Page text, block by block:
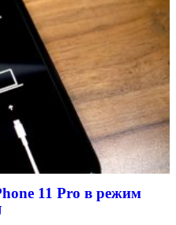
11 Pro в режим